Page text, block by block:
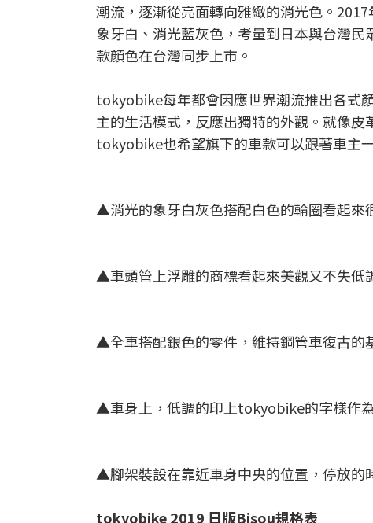
潮流，逐漸從亮面轉向雅緻的消光色。
象牙白、消光藍灰色，考量到日本與台灣
款顏色在台灣同步上市。
tokyobike每年都會因應世界潮流推出各式
主的生活模式，反應出獨特的外觀。就像
tokyobike也希望旗下的車款可以跟著車主
▲消光的象牙白灰色搭配白色的輪圈看起來
▲車頭管上浮雕的商標看起來美觀又不失低
▲全車搭配銀色的零件，維持鋼管車復古的
▲車身上，低調的印上tokyobike的字樣作
▲腳架裝設在靠近車身中央的位置，停放的
tokyobike 2019 日版Bisou規格表